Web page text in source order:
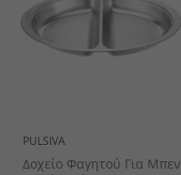
PULSIVA
Δοχείο Φαγητού Για Μπεν